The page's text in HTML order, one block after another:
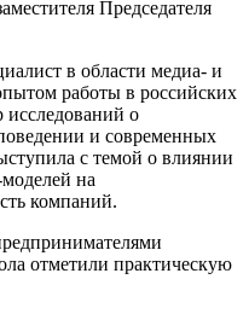
Председателя
в области медиа- и
работы в российских
исследований о
и современных
с темой о влиянии
на
компаний.
отметили практическую